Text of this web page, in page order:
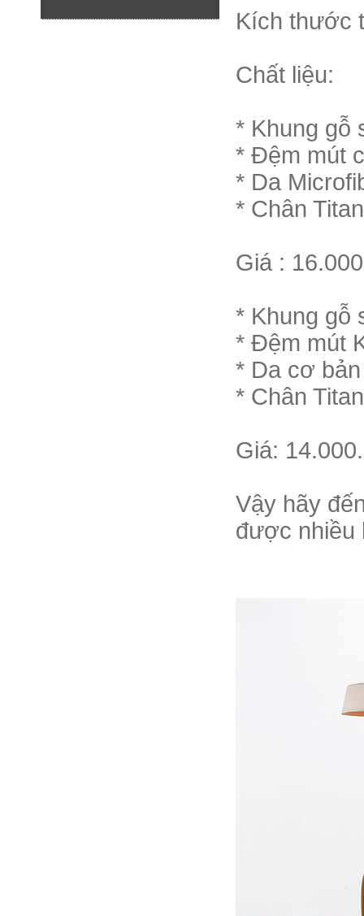
Kích thước
Chất liệu:
* Khung gỗ
* Đệm mút
* Da
* Chân
Giá :
* Khung gỗ
* Đệm mút
* Da cơ bản
* Chân
Giá:
Vậy hãy
được nhiều